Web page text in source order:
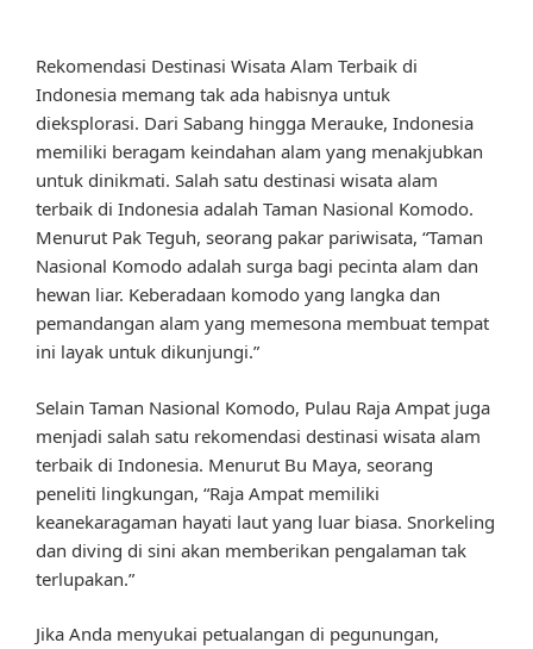
Rekomendasi Destinasi Wisata Alam Terbaik di
Indonesia memang tak ada habisnya untuk
dieksplorasi. Dari Sabang hingga Merauke, Indonesia
memiliki beragam keindahan alam yang menakjubkan
untuk dinikmati. Salah satu destinasi wisata alam
terbaik di Indonesia adalah Taman Nasional Komodo.
Menurut Pak Teguh, seorang pakar pariwisata, “Taman
Nasional Komodo adalah surga bagi pecinta alam dan
hewan liar. Keberadaan komodo yang langka dan
pemandangan alam yang memesona membuat tempat
ini layak untuk dikunjungi.”
Selain Taman Nasional Komodo, Pulau Raja Ampat juga
menjadi salah satu rekomendasi destinasi wisata alam
terbaik di Indonesia. Menurut Bu Maya, seorang
peneliti lingkungan, “Raja Ampat memiliki
keanekaragaman hayati laut yang luar biasa. Snorkeling
dan diving di sini akan memberikan pengalaman tak
terlupakan.”
Jika Anda menyukai petualangan di pegunungan,